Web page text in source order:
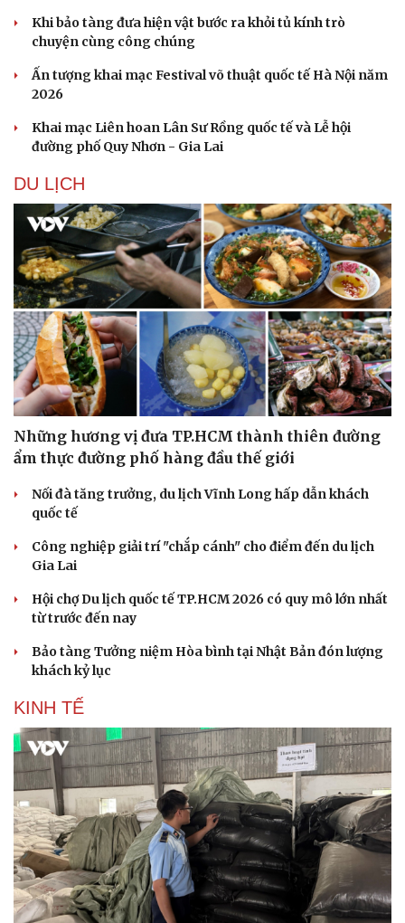
Văn hóa
Sân khấu - Điện ảnh
Âm nhạc
Di sản
Giải trí
Nghệ sĩ
Sao Việt
Khi bảo tàng đưa hiện vật bước ra khỏi tủ kính trò
chuyện cùng công chúng
Ấn tượng khai mạc Festival võ thuật quốc tế Hà Nội năm
2026
Khai mạc Liên hoan Lân Sư Rồng quốc tế và Lễ hội
đường phố Quy Nhơn - Gia Lai
DU LỊCH
Những hương vị đưa TP.HCM thành thiên đường
ẩm thực đường phố hàng đầu thế giới
Nối đà tăng trưởng, du lịch Vĩnh Long hấp dẫn khách
quốc tế
Công nghiệp giải trí "chắp cánh" cho điểm đến du lịch
Gia Lai
Hội chợ Du lịch quốc tế TP.HCM 2026 có quy mô lớn nhất
từ trước đến nay
Bảo tàng Tưởng niệm Hòa bình tại Nhật Bản đón lượng
khách kỷ lục
KINH TẾ